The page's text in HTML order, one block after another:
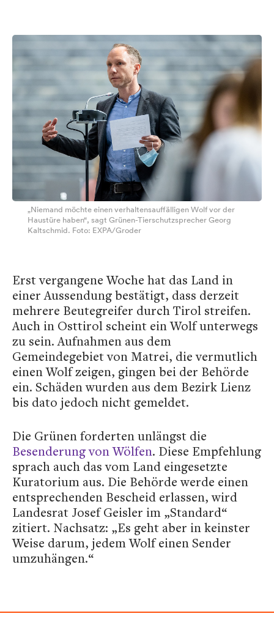
„Niemand möchte einen verhaltensauffälligen Wolf vor der
Haustüre haben“, sagt Grünen-Tierschutzsprecher Georg
Kaltschmid. Foto: EXPA/Groder
Erst vergangene Woche hat das Land in
einer Aussendung bestätigt, dass derzeit
mehrere Beutegreifer durch Tirol streifen.
Auch in Osttirol scheint ein Wolf unterwegs
zu sein. Aufnahmen aus dem
Gemeindegebiet von Matrei, die vermutlich
einen Wolf zeigen, gingen bei der Behörde
ein. Schäden wurden aus dem Bezirk Lienz
bis dato jedoch nicht gemeldet.
Die Grünen forderten unlängst die
Besenderung von Wölfen. Diese Empfehlung
sprach auch das vom Land eingesetzte
Kuratorium aus. Die Behörde werde einen
entsprechenden Bescheid erlassen, wird
Landesrat Josef Geisler im „Standard“
zitiert. Nachsatz: „Es geht aber in keinster
Weise darum, jedem Wolf einen Sender
umzuhängen.“